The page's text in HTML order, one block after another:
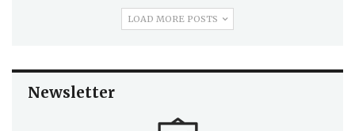
LOAD MORE POSTS
Newsletter